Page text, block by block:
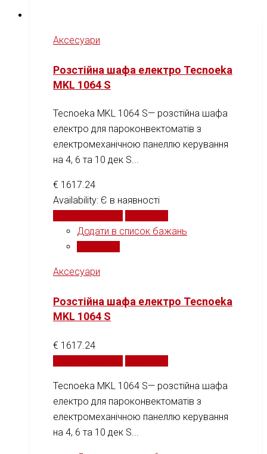
Аксесуари
Розстійна шафа електро Tecnoeka
MKL 1064 S
Tecnoeka MKL 1064 S— розстійна шафа
електро для пароконвектоматів з
електромеханічною панеллю керування
на 4, 6 та 10 дек S...
€ 1617.24
Availability: Є в наявності
Додати в список бажань
Аксесуари
Розстійна шафа електро Tecnoeka
MKL 1064 S
€ 1617.24
Tecnoeka MKL 1064 S— розстійна шафа
електро для пароконвектоматів з
електромеханічною панеллю керування
на 4, 6 та 10 дек S...